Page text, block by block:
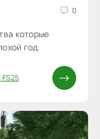
0
которые
год.